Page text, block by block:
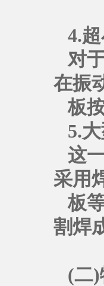
4.
对
在振
板
5.
这
采用
板
割焊
(二